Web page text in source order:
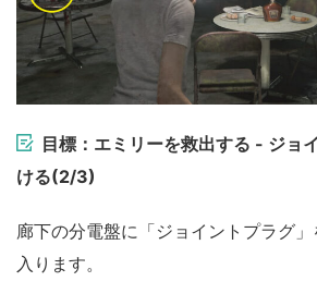
目標：エミリーを救出する - ジョ
ける(2/3)
廊下の分電盤に「ジョイントプラグ」
入ります。